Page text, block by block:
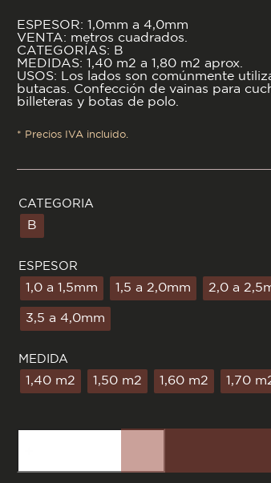
desde
$45.738,00
$98.010,00
ESPESOR: 1,0mm a 4,0mm
VENTA: metros cuadrados.
CATEGORÍAS: B
MEDIDAS: 1,40 m2 a 1,80 m2 aprox.
USOS: Los lados son comúnmente
butacas. Confección de vainas para
billeteras y botas de polo.
* Precios IVA incluido.
CATEGORIA
B
ESPESOR
1,0 a 1,5mm 1,5 a 2,0mm 2,0 a
3,5 a 4,0mm
MEDIDA
1,40 m2 1,50 m2 1,60 m2 1,70
Lados